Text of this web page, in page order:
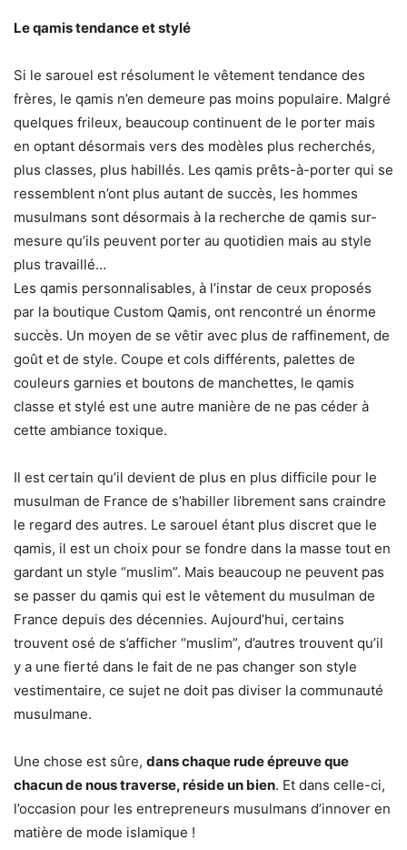
Le qamis tendance et stylé
Si le sarouel est résolument le vêtement tendance des
frères, le qamis n’en demeure pas moins populaire. Malgré
quelques frileux, beaucoup continuent de le porter mais
en optant désormais vers des modèles plus recherchés,
plus classes, plus habillés. Les qamis prêts-à-porter qui se
ressemblent n’ont plus autant de succès, les hommes
musulmans sont désormais à la recherche de qamis sur-
mesure qu’ils peuvent porter au quotidien mais au style
plus travaillé…
Les qamis personnalisables, à l’instar de ceux proposés
par la boutique Custom Qamis, ont rencontré un énorme
succès. Un moyen de se vêtir avec plus de raffinement, de
goût et de style. Coupe et cols différents, palettes de
couleurs garnies et boutons de manchettes, le qamis
classe et stylé est une autre manière de ne pas céder à
cette ambiance toxique.
Il est certain qu’il devient de plus en plus difficile pour le
musulman de France de s’habiller librement sans craindre
le regard des autres. Le sarouel étant plus discret que le
qamis, il est un choix pour se fondre dans la masse tout en
gardant un style “muslim”. Mais beaucoup ne peuvent pas
se passer du qamis qui est le vêtement du musulman de
France depuis des décennies. Aujourd’hui, certains
trouvent osé de s’afficher “muslim”, d’autres trouvent qu’il
y a une fierté dans le fait de ne pas changer son style
vestimentaire, ce sujet ne doit pas diviser la communauté
musulmane.
Une chose est sûre, dans chaque rude épreuve que
chacun de nous traverse, réside un bien. Et dans celle-ci,
l’occasion pour les entrepreneurs musulmans d’innover en
matière de mode islamique !